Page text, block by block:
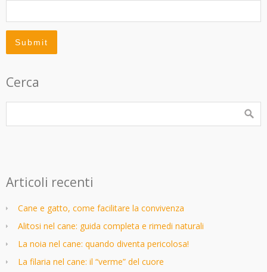
Cerca
Articoli recenti
Cane e gatto, come facilitare la convivenza
Alitosi nel cane: guida completa e rimedi naturali
La noia nel cane: quando diventa pericolosa!
La filaria nel cane: il “verme” del cuore